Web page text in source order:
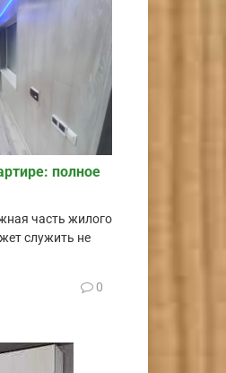
полное
часть жилого
служить не
0